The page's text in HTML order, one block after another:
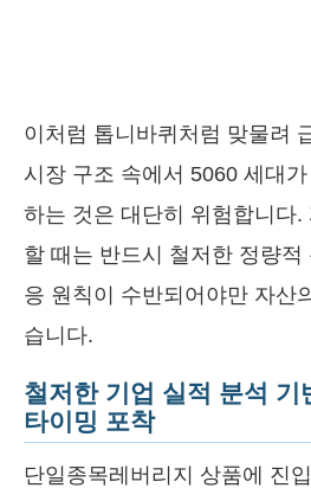
이처럼 톱니바퀴처럼 맞물려
시장 구조 속에서 5060 세대
하는 것은 대단히 위험합니다.
할 때는 반드시 철저한 정량적
응 원칙이 수반되어야만 자산
습니다.
철저한 기업 실적 분석 기
타이밍 포착
단일종목레버리지 상품에 진